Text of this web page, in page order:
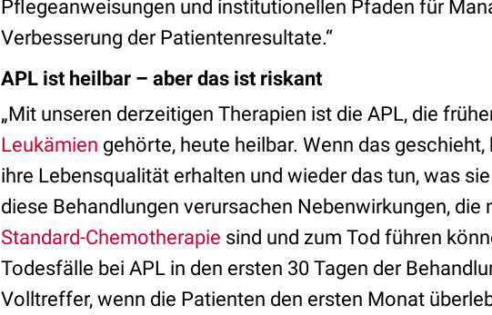
Pflegeanweisungen und institutionellen Pfaden für
Verbesserung der Patientenresultate.“
APL ist heilbar – aber das ist riskant
„Mit unseren derzeitigen Therapien ist die APL, die
Leukämien gehörte, heute heilbar. Wenn das
ihre Lebensqualität erhalten und wieder das tun, was
diese Behandlungen verursachen Nebenwirkungen, die
Standard-Chemotherapie sind und zum Tod führen
Todesfälle bei APL in den ersten 30 Tagen der
Volltreffer, wenn die Patienten den ersten Monat